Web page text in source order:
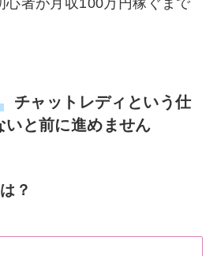
チャットレディという仕
いと前に進めません
？